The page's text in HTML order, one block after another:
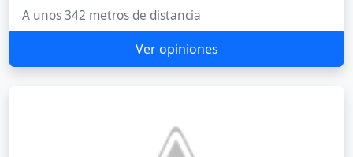
A unos 342 metros de distancia
Ver opiniones